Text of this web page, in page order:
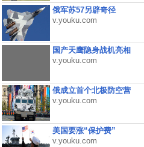
俄军苏57另辟奇径
v.youku.com
国产天鹰隐身战机亮相
v.youku.com
俄成立首个北极防空营
v.youku.com
美国要涨“保护费”
v.youku.com